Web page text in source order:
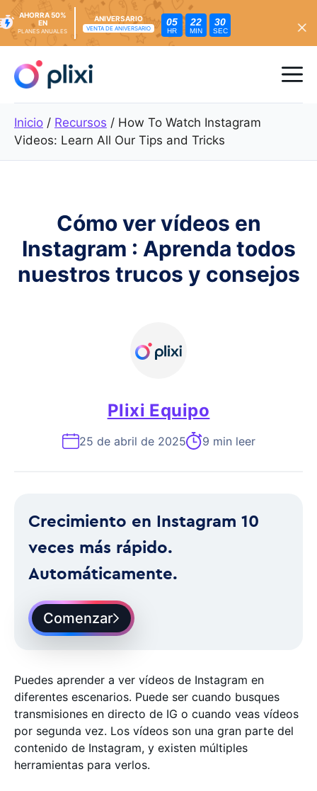
contenido
AHORRA 50%
EN
PLANES ANUALES
ANIVERSARIO
VENTA DE ANIVERSARIO
05
HR
22
MIN
28
SEC
Inicio / Recursos / How To Watch Instagram
Videos: Learn All Our Tips and Tricks
Cómo ver vídeos en
Instagram : Aprenda todos
nuestros trucos y consejos
Plixi Equipo
25 de abril de 2025 9 min leer
Crecimiento en Instagram 10
veces más rápido.
Automáticamente.
Comenzar
Puedes aprender a ver vídeos de Instagram en
diferentes escenarios. Puede ser cuando busques
transmisiones en directo de IG o cuando veas vídeos
por segunda vez. Los vídeos son una gran parte del
contenido de Instagram, y existen múltiples
herramientas para verlos.